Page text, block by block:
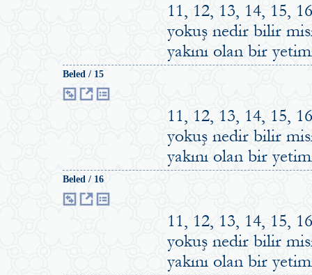
11, 12, 13, 14, 15,
yokuş nedir bilir
yakını olan bir
Beled / 15
11, 12, 13, 14, 15,
yokuş nedir bilir
yakını olan bir
Beled / 16
11, 12, 13, 14, 15,
yokuş nedir bilir
yakını olan bir